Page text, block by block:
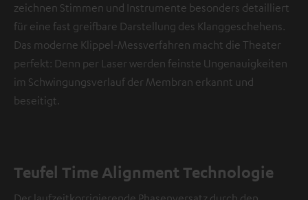
zeichnen Stimmen und Instrumente besonders detailliert
für eine fast greifbare Darstellung des Klanggeschehens.
Das moderne Klippel-Messverfahren macht die Theater
perfekt: Denn per Laser werden feinste Ungenauigkeiten
im Schwingungsverlauf der Membran erkannt und
beseitigt.
Teufel Time Alignment Technologie